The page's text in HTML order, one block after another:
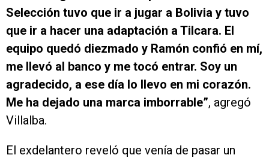
Selección tuvo que ir a jugar a Bolivia y tuvo
que ir a hacer una adaptación a Tilcara. El
equipo quedó diezmado y Ramón confió en mí,
me llevó al banco y me tocó entrar. Soy un
agradecido, a ese día lo llevo en mi corazón.
Me ha dejado una marca imborrable”, agregó
Villalba.
El exdelantero reveló que venía de pasar un